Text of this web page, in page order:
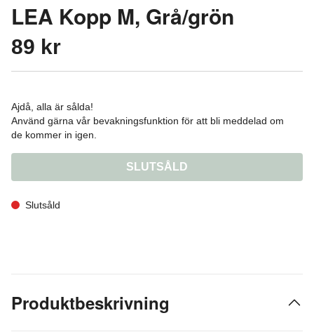
LEA Kopp M, Grå/grön
89 kr
Ajdå, alla är sålda!
Använd gärna vår bevakningsfunktion för att bli meddelad om
de kommer in igen.
SLUTSÅLD
Slutsåld
Produktbeskrivning